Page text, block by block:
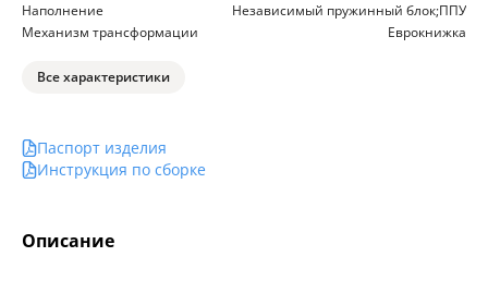
Описание
Наполнение
Независимый пружинный блок;ППУ
Механизм трансформации
Еврокнижка
Все характеристики
Паспорт изделия
Инструкция по сборке